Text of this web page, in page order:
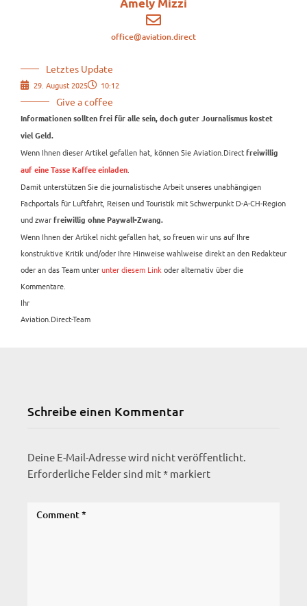
Amely Mizzi
office@aviation.direct
Letztes Update
29. August 2025 10:12
Give a coffee
Informationen sollten frei für alle sein, doch guter Journalismus kostet
viel Geld.
Wenn Ihnen dieser Artikel gefallen hat, können Sie Aviation.Direct freiwillig
auf eine Tasse Kaffee einladen
Damit unterstützen Sie die journalistische Arbeit unseres unabhängigen
Fachportals für Luftfahrt, Reisen und Touristik mit Schwerpunkt D-A-CH-Region
und zwar freiwillig ohne Paywall-Zwang.
Wenn Ihnen der Artikel nicht gefallen hat, so freuen wir uns auf Ihre
konstruktive Kritik und/oder Ihre Hinweise wahlweise direkt an den Redakteur
oder an das Team unterunter diesem Link oder alternativ über die
Kommentare.
Ihr
Aviation.Direct-Team
Schreibe einen Kommentar
Deine E-Mail-Adresse wird nicht veröffentlicht.
Erforderliche Felder sind mit* markiert